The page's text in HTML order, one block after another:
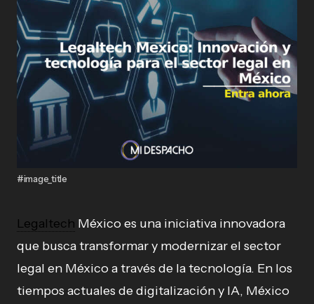
#image_title
Legaltech México es una iniciativa innovadora
que busca transformar y modernizar el sector
legal en México a través de la tecnología. En los
tiempos actuales de digitalización y IA, México